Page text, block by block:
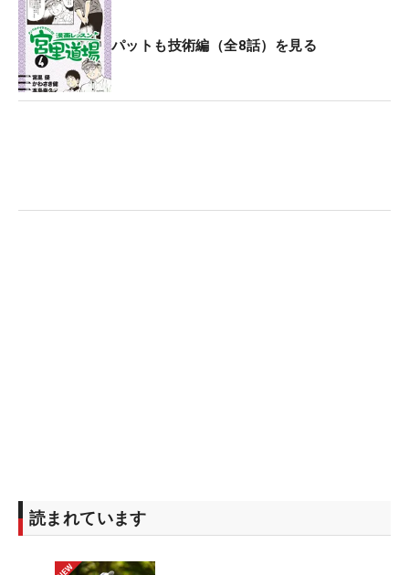
パットも技術編（全8話）を見る
読まれています